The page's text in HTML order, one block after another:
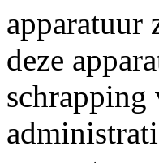
apparatuur
deze
schrapping